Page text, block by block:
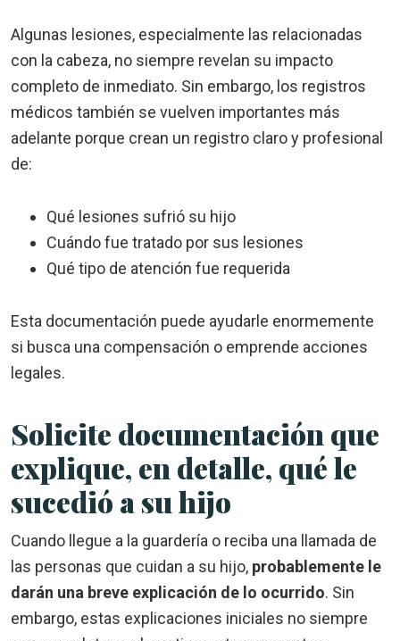
Algunas lesiones, especialmente las relacionadas
con la cabeza, no siempre revelan su impacto
completo de inmediato. Sin embargo, los registros
médicos también se vuelven importantes más
adelante porque crean un registro claro y profesional
de:
Qué lesiones sufrió su hijo
Cuándo fue tratado por sus lesiones
Qué tipo de atención fue requerida
Esta documentación puede ayudarle enormemente
si busca una compensación o emprende acciones
legales.
Solicite documentación que
explique, en detalle, qué le
sucedió a su hijo
Cuando llegue a la guardería o reciba una llamada de
las personas que cuidan a su hijo, probablemente le
darán una breve explicación de lo ocurrido. Sin
embargo, estas explicaciones iniciales no siempre